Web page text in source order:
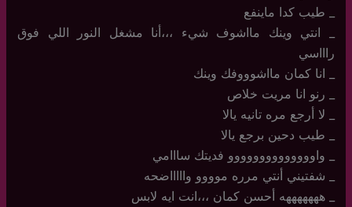
_ طيب كدا ماينفع
_ انتي وينك مااشوف شيء ،،،أنا مشغل النور اللي فوق
راااسي
_ انا كمان مااشوووفك وينك
_ رنو انا مريت خلاص
_ لا أرجع مره تانيه يالا
_ طيب دحين برجع يالا
_ واوووووووووووووو فديتك سااامي
_ شفتيني أنتي مرره موووو واااااضحه
_ هههههههه أحسن كمان ،،،انت ايه لابس